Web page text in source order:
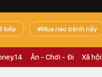
bếp Mùa nào bệnh nấy
Ăn - Chơi - Đi Xã hội